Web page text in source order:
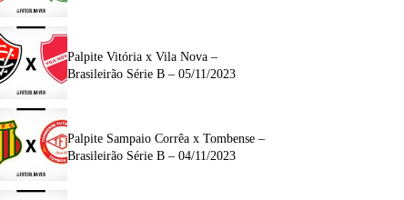
Palpite Vitória x Vila Nova –
Brasileirão Série B – 05/11/2023
Palpite Sampaio Corrêa x Tombense –
Brasileirão Série B – 04/11/2023